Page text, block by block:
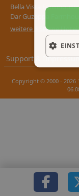
Bella Vista
Dar Guzeppa
weitere 3 Sterne
Support &
Copyright © 2000 - 2026